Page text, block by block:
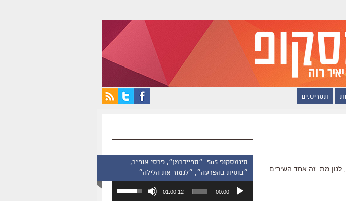
תסריט.ים
חי, לנון מת. זה אחד השירים
סינמסקופ 505: ״ספיידרמן״, פרסי אופיר,
״בוסית בהפרעה״, ״לגמור את הלילה״
אודיו
00:00
01:00:12
השתמש